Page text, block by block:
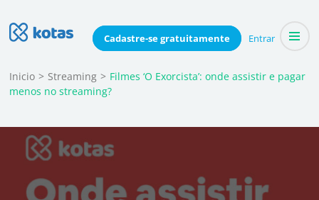
Cadastre-segratuitamente Entrar
to
(Press
Enter)
Blog do Kotas
Dicas e conteúdo relevante para economizar coletivamente
Inicio > Streaming > Filmes ‘O Exorcista’: onde assistir e pagar
menos no streaming?